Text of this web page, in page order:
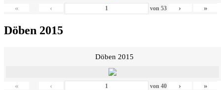
« ‹ von 53 › »
Döben 2015
Döben 2015
« ‹ von 40 › »